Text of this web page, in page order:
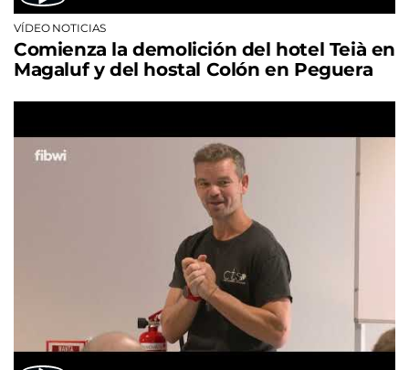
VÍDEO NOTICIAS
Comienza la demolición del hotel Teià en
Magaluf y del hostal Colón en Peguera